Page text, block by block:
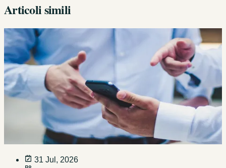
Articoli simili
31 Jul, 2026